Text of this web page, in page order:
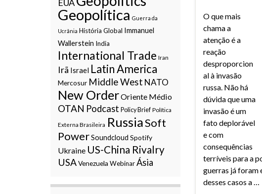
O que mais
chama a
atenção é a
reação
desproporcion
al à invasão
russa. Não há
dúvida que uma
invasão é um
fato deplorável
e com
consequências
terríveis para a
guerras já foram
desses casos a …
EUA
Geopolítica Guerra da
Ucrânia História Global Immanuel
Wallerstein India
International Trade Iran
Irã Israel Latin America
Mercosur Middle West NATO
New OrderOriente Médio
OTAN Podcast Policy Brief Política
Externa Brasileira RussiaSoft
PowerSoundcloud Spotify
Ukraine US-China Rivalry
USAVenezuela WebinarÁsia